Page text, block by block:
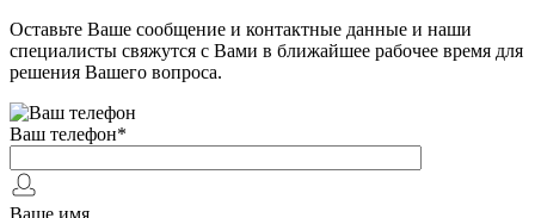
Оставьте Ваше сообщение и контактные данные и наши
специалисты свяжутся с Вами в ближайшее рабочее время для
решения Вашего вопроса.
Ваш телефон*
Ваше имя